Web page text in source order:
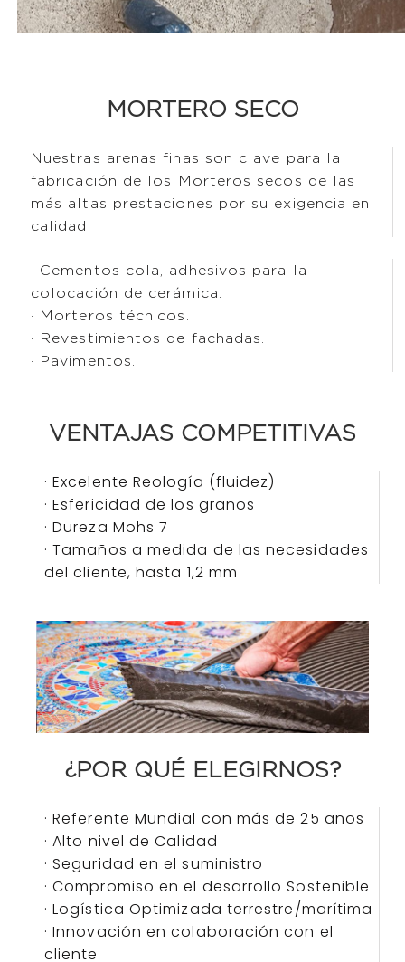
MORTERO SECO​
Nuestras arenas finas son clave para la
fabricación de los Morteros secos de las
más altas prestaciones por su exigencia en
calidad.
· Cementos cola, adhesivos para la
colocación de cerámica.
· Morteros técnicos.
· Revestimientos de fachadas.
· Pavimentos.
VENTAJAS COMPETITIVAS​​
· Excelente Reología (fluidez)
· Esfericidad de los granos
· Dureza Mohs 7
· Tamaños a medida de las necesidades
del cliente, hasta 1,2 mm
¿POR QUÉ ELEGIRNOS?​
· Referente Mundial con más de 25 años
· Alto nivel de Calidad
· Seguridad en el suministro
· Compromiso en el desarrollo Sostenible
· Logística Optimizada terrestre/marítima
· Innovación en colaboración con el
cliente